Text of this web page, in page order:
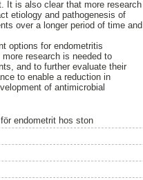
It is also clear that more research
etiology and pathogenesis of
over a longer period of time and
options for endometritis
research is needed to
and to further evaluate their
to enable a reduction in
of antimicrobial
endometrit hos ston